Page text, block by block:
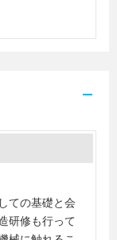
ての基礎と会
研修も行って